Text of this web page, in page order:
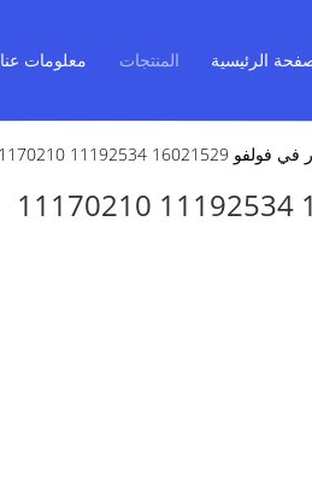
الرئيسية المنتجات معلومات عنا
11170208 11039601 11170146
وحدة تحكم قطع الغيار في فولفو 16021529 11192534 11170210